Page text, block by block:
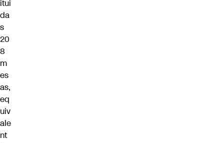
itui
da
s
20
8
m
es
as,
eq
uiv
ale
nt